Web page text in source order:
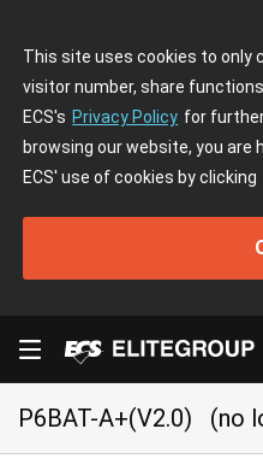
This site uses cookies to only
visitor number, share
ECS's Privacy Policy for
browsing our website, you are
ECS' use of cookies by clicking
P6BAT-A+(V2.0) (no